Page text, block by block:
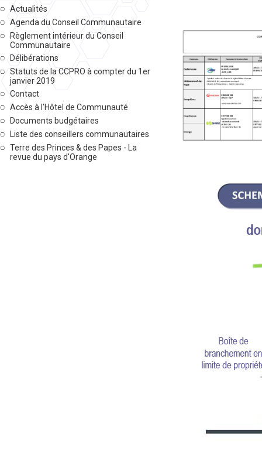
Actualités
Agenda du Conseil Communautaire
Règlement intérieur du Conseil
Communautaire
Délibérations
Statuts de la CCPRO à compter du 1er
janvier 2019
Contact
Accès à l'Hôtel de Communauté
Documents budgétaires
Liste des conseillers communautaires
Terre des Princes & des Papes - La
revue du pays d'Orange